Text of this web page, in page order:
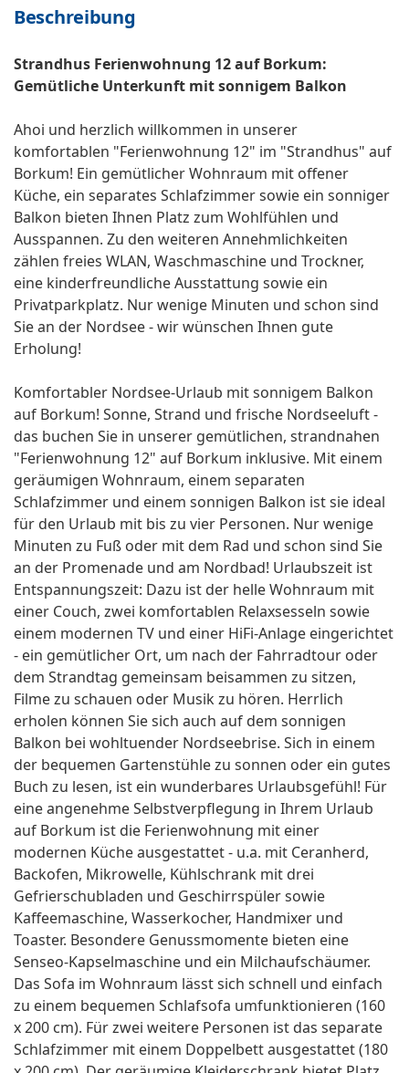
Beschreibung
Strandhus Ferienwohnung 12 auf Borkum:
Gemütliche Unterkunft mit sonnigem Balkon
Ahoi und herzlich willkommen in unserer
komfortablen "Ferienwohnung 12" im "Strandhus" auf
Borkum! Ein gemütlicher Wohnraum mit offener
Küche, ein separates Schlafzimmer sowie ein sonniger
Balkon bieten Ihnen Platz zum Wohlfühlen und
Ausspannen. Zu den weiteren Annehmlichkeiten
zählen freies WLAN, Waschmaschine und Trockner,
eine kinderfreundliche Ausstattung sowie ein
Privatparkplatz. Nur wenige Minuten und schon sind
Sie an der Nordsee - wir wünschen Ihnen gute
Erholung!
Komfortabler Nordsee-Urlaub mit sonnigem Balkon
auf Borkum! Sonne, Strand und frische Nordseeluft -
das buchen Sie in unserer gemütlichen, strandnahen
"Ferienwohnung 12" auf Borkum inklusive. Mit einem
geräumigen Wohnraum, einem separaten
Schlafzimmer und einem sonnigen Balkon ist sie ideal
für den Urlaub mit bis zu vier Personen. Nur wenige
Minuten zu Fuß oder mit dem Rad und schon sind Sie
an der Promenade und am Nordbad! Urlaubszeit ist
Entspannungszeit: Dazu ist der helle Wohnraum mit
einer Couch, zwei komfortablen Relaxsesseln sowie
einem modernen TV und einer HiFi-Anlage eingerichtet
- ein gemütlicher Ort, um nach der Fahrradtour oder
dem Strandtag gemeinsam beisammen zu sitzen,
Filme zu schauen oder Musik zu hören. Herrlich
erholen können Sie sich auch auf dem sonnigen
Balkon bei wohltuender Nordseebrise. Sich in einem
der bequemen Gartenstühle zu sonnen oder ein gutes
Buch zu lesen, ist ein wunderbares Urlaubsgefühl! Für
eine angenehme Selbstverpflegung in Ihrem Urlaub
auf Borkum ist die Ferienwohnung mit einer
modernen Küche ausgestattet - u.a. mit Ceranherd,
Backofen, Mikrowelle, Kühlschrank mit drei
Gefrierschubladen und Geschirrspüler sowie
Kaffeemaschine, Wasserkocher, Handmixer und
Toaster. Besondere Genussmomente bieten eine
Senseo-Kapselmaschine und ein Milchaufschäumer.
Das Sofa im Wohnraum lässt sich schnell und einfach
zu einem bequemen Schlafsofa umfunktionieren (160
x 200 cm). Für zwei weitere Personen ist das separate
Schlafzimmer mit einem Doppelbett ausgestattet (180